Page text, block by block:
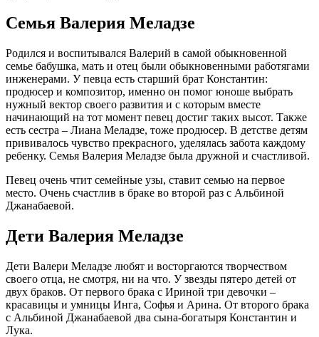
Семья Валерия Меладзе
Родился и воспитывался Валерий в самой обыкновенной
семье бабушка, мать и отец были обыкновенными работягами
инженерами. У певца есть старший брат Константин:
продюсер и композитор, именно он помог юноше выбрать
нужный вектор своего развития и с которым вместе
начинающий на тот момент певец достиг таких высот. Также
есть сестра – Лиана Меладзе, тоже продюсер. В детстве детям
прививалось чувство прекрасного, уделялась забота каждому
ребенку. Семья Валерия Меладзе была дружной и счастливой.
Певец очень чтит семейные узы, ставит семью на первое
место. Очень счастлив в браке во второй раз с Альбиной
Джанабаевой.
Дети Валерия Меладзе
Дети Валери Меладзе любят и восторгаются творчеством
своего отца, не смотря, ни на что. У звезды пятеро детей от
двух браков. От первого брака с Ириной три девочки –
красавицы и умницы Инга, Софья и Арина. От второго брака
с Альбиной Джанабаевой два сына-богатыря Константин и
Лука.